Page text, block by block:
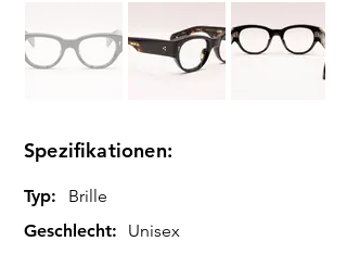
Spezifikationen:
Typ:
Brille
Geschlecht:
Unisex